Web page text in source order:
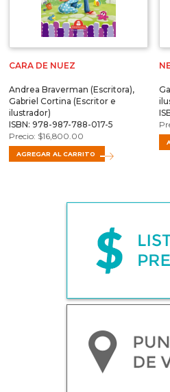
CARA DE NUEZ
Andrea Braverman (Escritora),
Gabriel Cortina (Escritor e
ilustrador)
ISBN: 978-987-788-017-5
$16,800.00
AGREGAR AL CARRITO